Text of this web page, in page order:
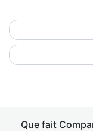
Que fait